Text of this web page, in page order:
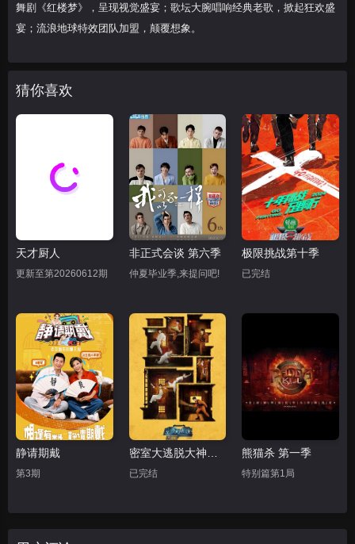
舞剧《红楼梦》，呈现视觉盛宴；歌坛大腕唱响经典老歌，掀起狂欢盛
宴；流浪地球特效团队加盟，颠覆想象。
猜你喜欢
天才厨人
更新至第20260612期
非正式会谈 第六季
仲夏毕业季,来提问吧!
极限挑战第十季
已完结
静请期戴
第3期 已完结
熊猫杀 第一季
特别篇第1局